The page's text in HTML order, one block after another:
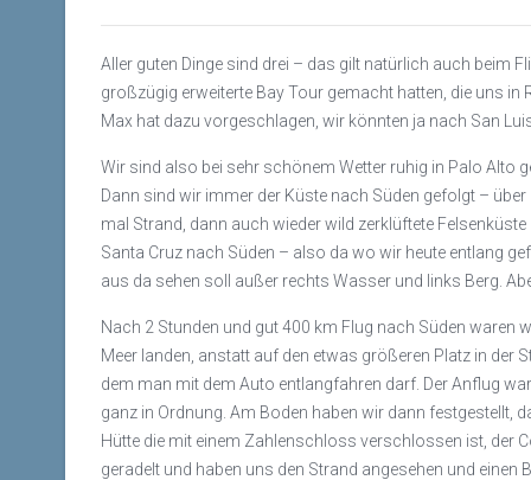
Aller guten Dinge sind drei – das gilt natürlich auch beim
großzügig erweiterte Bay Tour gemacht hatten, die uns
Max hat dazu vorgeschlagen, wir könnten ja nach San
Wir sind also bei sehr schönem Wetter ruhig in Palo Alto
Dann sind wir immer der Küste nach Süden gefolgt –
mal Strand, dann auch wieder wild zerklüftete
Santa Cruz nach Süden – also da wo wir heute entlang
aus da sehen soll außer rechts Wasser und links Berg.
Nach 2 Stunden und gut 400 km Flug nach Süden waren
Meer landen, anstatt auf den etwas größeren Platz in der
dem man mit dem Auto entlangfahren darf. Der Anflug
ganz in Ordnung. Am Boden haben wir dann festgestellt,
Hütte die mit einem Zahlenschloss verschlossen ist, der
geradelt und haben uns den Strand angesehen und einen